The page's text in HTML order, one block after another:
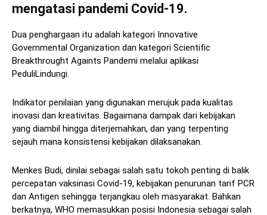
mengatasi pandemi Covid-19.
Dua penghargaan itu adalah kategori Innovative
Governmental Organization dan kategori Scientific
Breakthrought Againts Pandemi melalui aplikasi
PeduliLindungi.
Indikator penilaian yang digunakan merujuk pada kualitas
inovasi dan kreativitas. Bagaimana dampak dari kebijakan
yang diambil hingga diterjemahkan, dan yang terpenting
sejauh mana konsistensi kebijakan dilaksanakan.
Menkes Budi, dinilai sebagai salah satu tokoh penting di balik
percepatan vaksinasi Covid-19, kebijakan penurunan tarif PCR
dan Antigen sehingga terjangkau oleh masyarakat. Bahkan
berkatnya, WHO memasukkan posisi Indonesia sebagai salah